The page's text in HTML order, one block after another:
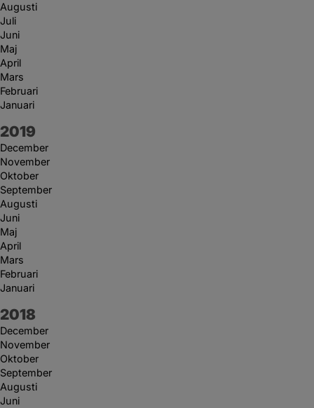
Augusti
Juli
Juni
Maj
April
Mars
Februari
Januari
År:
2019
December
November
Oktober
September
Augusti
Juni
Maj
April
Mars
Februari
Januari
År:
2018
December
November
Oktober
September
Augusti
Juni